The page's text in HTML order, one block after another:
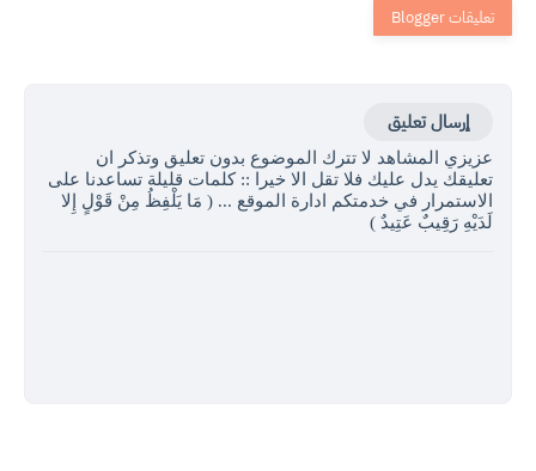
إرسال تعليق
عزيزي المشاهد لا تترك الموضوع بدون تعليق وتذكر ان
تعليقك يدل عليك فلا تقل الا خيرا :: كلمات قليلة تساعدنا على
الاستمرار في خدمتكم ادارة الموقع ... ( مَا يَلْفِظُ مِنْ قَوْلٍ إِلا
لَدَيْهِ رَقِيبٌ عَتِيدٌ )